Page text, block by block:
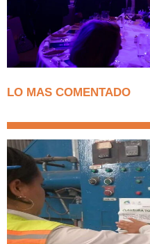
LO MAS COMENTADO